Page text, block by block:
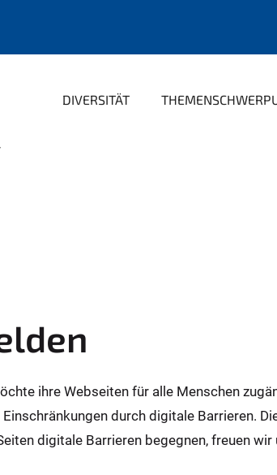
DIVERSITÄT
ihre Webseiten für alle Menschen
durch digitale Barrieren.
digitale Barrieren begegnen, freuen wir